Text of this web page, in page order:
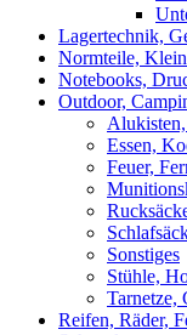
Lagertechnik,
Normteile,
Notebooks,
Outdoor,
Essen,
Feuer,
Sonstiges
Stühle,
Tarnetze,
Reifen, Räder,